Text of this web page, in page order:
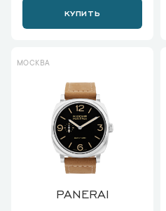
КУПИТЬ
МОСКВА
PANERAI